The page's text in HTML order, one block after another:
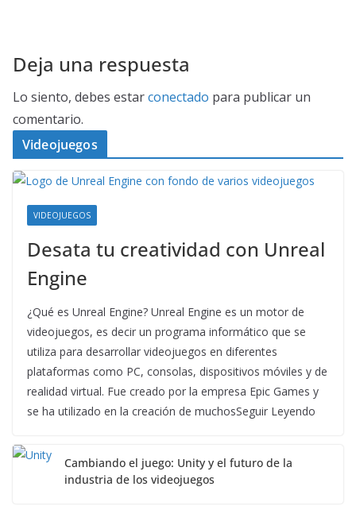
Deja una respuesta
Lo siento, debes estarconectado para publicar un
comentario.
Videojuegos
VIDEOJUEGOS
Desata tu creatividad con Unreal
Engine
¿Qué es Unreal Engine? Unreal Engine es un motor de
videojuegos, es decir un programa informático que se
utiliza para desarrollar videojuegos en diferentes
plataformas como PC, consolas, dispositivos móviles y de
realidad virtual. Fue creado por la empresa Epic Games y
se ha utilizado en la creación de muchosSeguir Leyendo
Cambiando el juego: Unity y el futuro de la
industria de los videojuegos